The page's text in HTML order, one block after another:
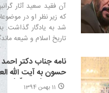
آن فقید سعید آثار
که زیر نظر او در
شد به یادگار گذاشت.
تاریخ اسلام و شیعه
نامه جناب دکتر احمد
حسون به آیت الله
شیرازی(دام ظلّه)
11 بهمن 1394